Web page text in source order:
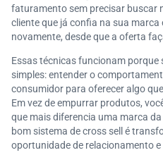
faturamento sem precisar buscar
cliente que já confia na sua
novamente, desde que a oferta
Essas técnicas funcionam porque
simples: entender o
consumidor para oferecer algo
Em vez de empurrar produtos,
que mais diferencia uma marca
bom sistema de cross sell é
oportunidade de relacionamento